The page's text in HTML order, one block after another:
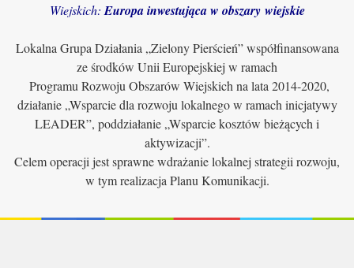
Wiejskich: Europa inwestująca w obszary wiejskie
Lokalna Grupa Działania „Zielony Pierścień” współfinansowana
ze środków Unii Europejskiej w ramach
Programu Rozwoju Obszarów Wiejskich na lata 2014-2020,
działanie „Wsparcie dla rozwoju lokalnego w ramach inicjatywy
LEADER”, poddziałanie „Wsparcie kosztów bieżących i
aktywizacji”.
Celem operacji jest sprawne wdrażanie lokalnej strategii rozwoju,
w tym realizacja Planu Komunikacji.